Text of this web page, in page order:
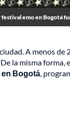
emo en Bogotá
A menos de
la misma forma,
en Bogotá,